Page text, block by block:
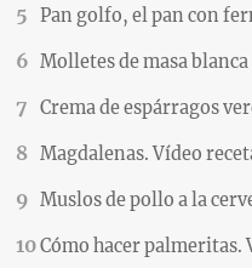
Pan golfo, el pan con
Molletes de masa blanca
Crema de espárragos
Magdalenas. Vídeo
Muslos de pollo a la
Cómo hacer palmeritas.